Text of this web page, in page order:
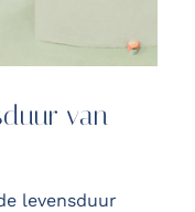
van
levensduur